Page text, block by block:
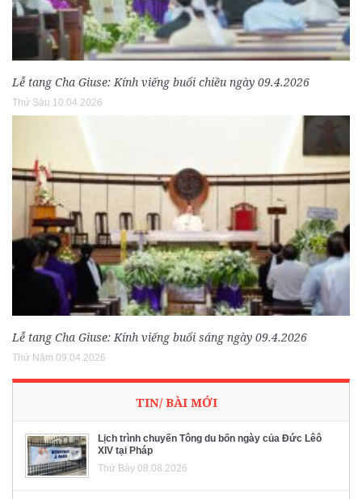
Lễ tang Cha Giuse: Kính viếng buổi chiều ngày 09.4.2026
Thứ Sáu 10.04.2026
Lễ tang Cha Giuse: Kính viếng buổi sáng ngày 09.4.2026
Thứ Năm 09.04.2026
TIN/ BÀI MỚI
Lịch trình chuyến Tông du bốn ngày của Đức Lêô
XIV tại Pháp
Thứ Bảy 08.08.2026